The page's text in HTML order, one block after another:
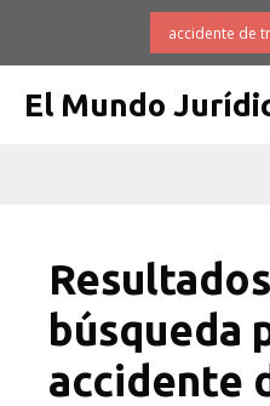
El Mundo
búsqueda
accidente